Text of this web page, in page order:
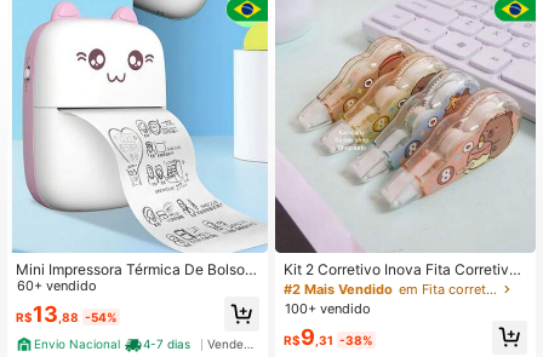
Mini Impressora Térmica De Bolso P
ortátil Impressão Sem Fio Fotos Not
as Bluetooth Para Android iOS
60+ vendido
R$13 ,88 -54%
Envio Nacional
4-7 dias
Kit 2 Corretivo Inova Fita Corretiva
Capivara Corretivo escolar
#2 Mais Vendido
em Fita corretiva
100+ vendido
R$9 ,31 -38%